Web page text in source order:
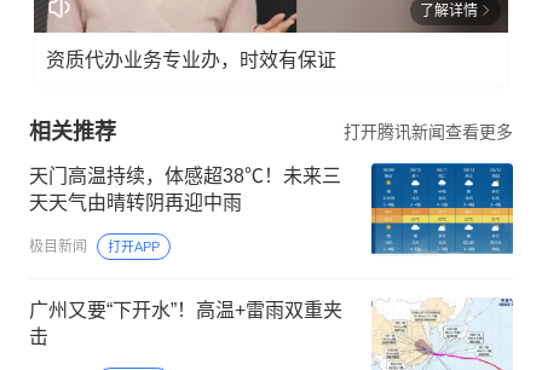
了解详情
资质代办业务专业办，时效有保证
相关推荐 打开腾讯新闻查看更多
天门高温持续，体感超38℃！未来三
天天气由晴转阴再迎中雨
极目新闻 打开APP
广州又要“下开水”！高温+雷雨双重夹
击